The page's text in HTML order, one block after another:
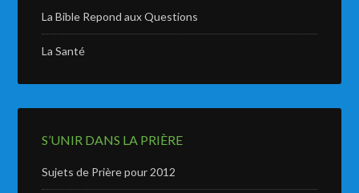
La Bible Repond aux Questions
La Santé
S’UNIR DANS LA PRIÈRE
Sujets de Prière pour 2012